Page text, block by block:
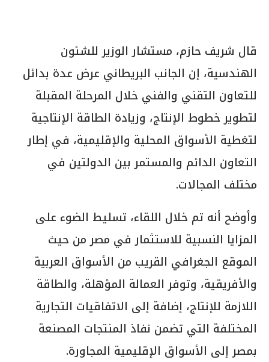
قال شريف حازم، مستشار الوزير للشئون
الهندسية، إن الجانب البريطاني عرض عدة بدائل
للتعاون التقني والفني خلال المرحلة المقبلة
لتطوير خطوط الإنتاج، وزيادة الطاقة الإنتاجية
لتغطية الأسواق المحلية والإقليمية، في إطار
التعاون الدائم والمستمر بين الدولتين في
مختلف المجالات.
وأوضح أنه تم خلال اللقاء، تسليط الضوء على
المزايا النسبية للاستثمار في مصر من حيث
الموقع الجغرافي القريب من الأسواق العربية
والأفريقية، وتوفر العمالة المؤهلة، والطاقة
اللازمة للإنتاج، إضافة إلى الاتفاقيات التجارية
المختلفة التي تضمن نفاذ المنتجات المصنعة
بمصر إلى الأسواق الإقليمية المجاورة.